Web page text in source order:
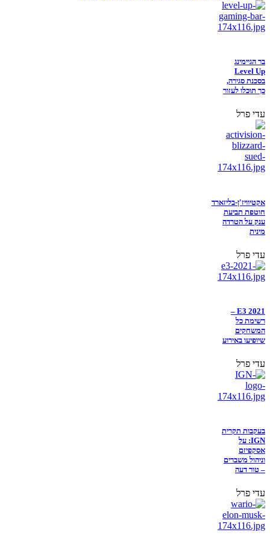
בר הגיימינג
Level Up
בסכנת סגירה,
כך תוכלו לעזור
עדי פרל
אקטיוויז'ן-בליזארד
חוטפת תביעת
ענק על הטרדה
מינית
עדי פרל
E3 2021 –
רשימת כל
המשחקים
שיופיעו באירוע
עדי פרל
בעקבות תקרית
IGN: על
אסקפיזם
וניהול משברים
– טור דעה
עדי פרל